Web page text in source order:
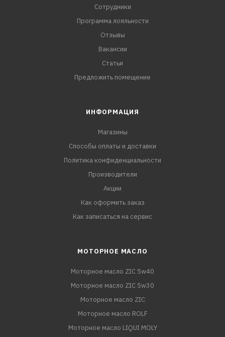
Сотрудники
Программа лояльности
Отзывы
Вакансии
Статьи
Предложить помещение
ИНФОРМАЦИЯ
Магазины
Способы оплаты и доставки
Политика конфиденциальности
Производители
Акции
Как оформить заказ
Как записаться на сервис
МОТОРНОЕ МАСЛО
Моторное масло ZIC 5w40
Моторное масло ZIC 5w30
Моторное масло ZIC
Моторное масло ROLF
Моторное масло LIQUI MOLY